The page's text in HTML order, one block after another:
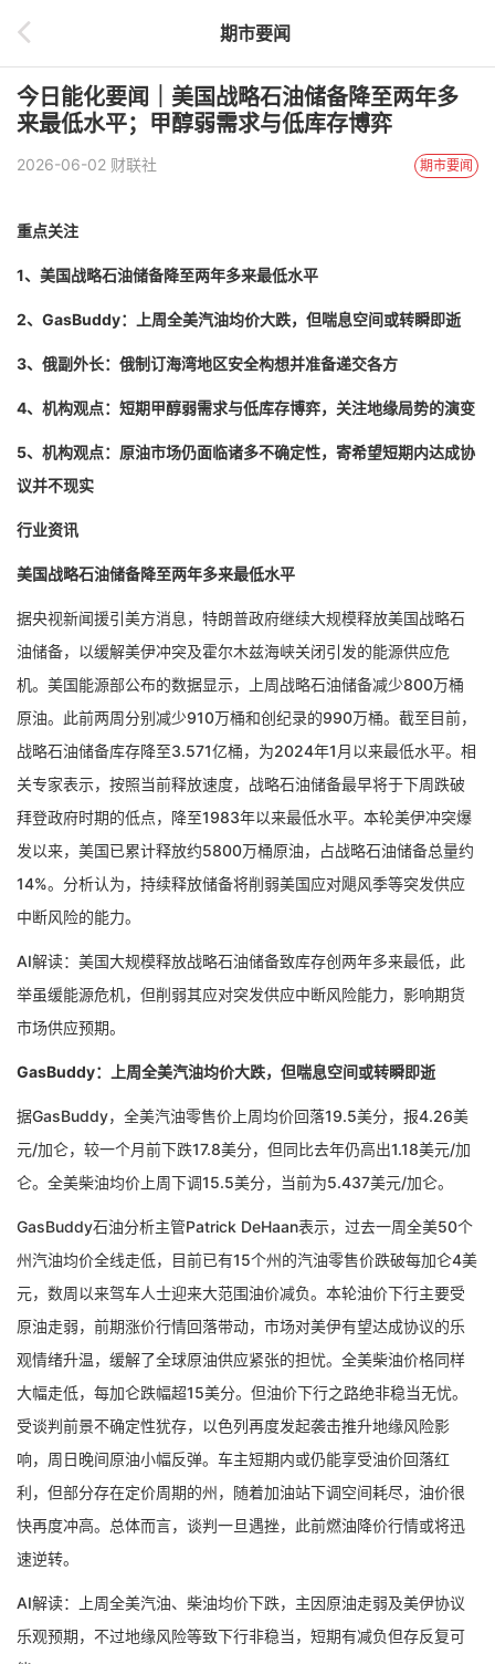
期市要闻
今日能化要闻｜美国战略石油储备降至两年多
来最低水平；甲醇弱需求与低库存博弈
2026-06-02 财联社 期市要闻
重点关注
1、美国战略石油储备降至两年多来最低水平
2、GasBuddy：上周全美汽油均价大跌，但喘息空间或转瞬即逝
3、俄副外长：俄制订海湾地区安全构想并准备递交各方
4、机构观点：短期甲醇弱需求与低库存博弈，关注地缘局势的演变
5、机构观点：原油市场仍面临诸多不确定性，寄希望短期内达成协
议并不现实
行业资讯
美国战略石油储备降至两年多来最低水平
据央视新闻援引美方消息，特朗普政府继续大规模释放美国战略石
油储备，以缓解美伊冲突及霍尔木兹海峡关闭引发的能源供应危
机。美国能源部公布的数据显示，上周战略石油储备减少800万桶
原油。此前两周分别减少910万桶和创纪录的990万桶。截至目前，
战略石油储备库存降至3.571亿桶，为2024年1月以来最低水平。相
关专家表示，按照当前释放速度，战略石油储备最早将于下周跌破
拜登政府时期的低点，降至1983年以来最低水平。本轮美伊冲突爆
发以来，美国已累计释放约5800万桶原油，占战略石油储备总量约
14%。分析认为，持续释放储备将削弱美国应对飓风季等突发供应
中断风险的能力。
AI解读：美国大规模释放战略石油储备致库存创两年多来最低，此
举虽缓能源危机，但削弱其应对突发供应中断风险能力，影响期货
市场供应预期。
GasBuddy：上周全美汽油均价大跌，但喘息空间或转瞬即逝
据GasBuddy，全美汽油零售价上周均价回落19.5美分，报4.26美
元/加仑，较一个月前下跌17.8美分，但同比去年仍高出1.18美元/加
仑。全美柴油均价上周下调15.5美分，当前为5.437美元/加仑。
GasBuddy石油分析主管Patrick DeHaan表示，过去一周全美50个
州汽油均价全线走低，目前已有15个州的汽油零售价跌破每加仑4美
元，数周以来驾车人士迎来大范围油价减负。本轮油价下行主要受
原油走弱，前期涨价行情回落带动，市场对美伊有望达成协议的乐
观情绪升温，缓解了全球原油供应紧张的担忧。全美柴油价格同样
大幅走低，每加仑跌幅超15美分。但油价下行之路绝非稳当无忧。
受谈判前景不确定性犹存，以色列再度发起袭击推升地缘风险影
响，周日晚间原油小幅反弹。车主短期内或仍能享受油价回落红
利，但部分存在定价周期的州，随着加油站下调空间耗尽，油价很
快再度冲高。总体而言，谈判一旦遇挫，此前燃油降价行情或将迅
速逆转。
AI解读：上周全美汽油、柴油均价下跌，主因原油走弱及美伊协议
乐观预期，不过地缘风险等致下行非稳当，短期有减负但存反复可